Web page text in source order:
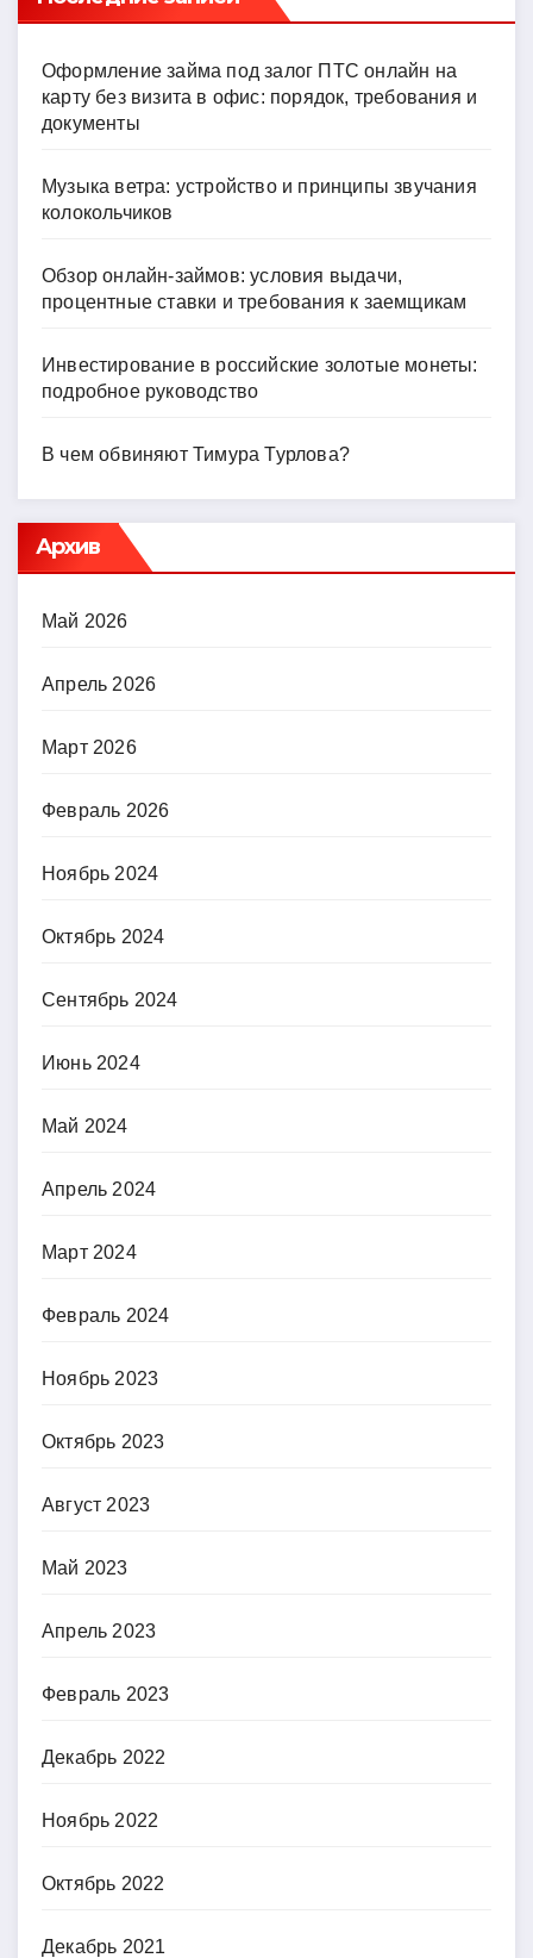
Оформление займа под залог ПТС онлайн на
карту без визита в офис: порядок, требования и
документы
Музыка ветра: устройство и принципы звучания
колокольчиков
Обзор онлайн-займов: условия выдачи,
процентные ставки и требования к заемщикам
Инвестирование в российские золотые монеты:
подробное руководство
В чем обвиняют Тимура Турлова?
Архив
Май 2026
Апрель 2026
Март 2026
Февраль 2026
Ноябрь 2024
Октябрь 2024
Сентябрь 2024
Июнь 2024
Май 2024
Апрель 2024
Март 2024
Февраль 2024
Ноябрь 2023
Октябрь 2023
Август 2023
Май 2023
Апрель 2023
Февраль 2023
Декабрь 2022
Ноябрь 2022
Октябрь 2022
Декабрь 2021